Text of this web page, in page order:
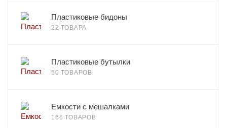
Пластиковые бидоны
22 ТОВАРА
Пластиковые бутылки
50 ТОВАРОВ
Емкости с мешалками
166 ТОВАРОВ